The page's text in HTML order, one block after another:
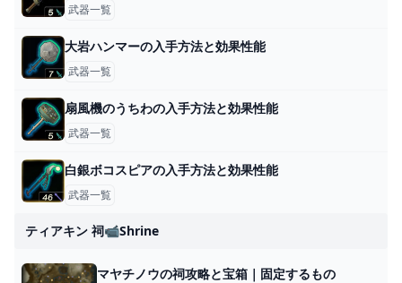
武器一覧
大岩ハンマーの入手方法と効果性能
武器一覧
扇風機のうちわの入手方法と効果性能
武器一覧
白銀ボコスピアの入手方法と効果性能
武器一覧
ティアキン 祠📹shrine
マヤチノウの祠攻略と宝箱｜固定するもの